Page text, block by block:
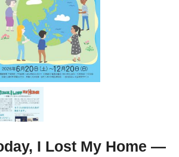
I Lost My Home ―